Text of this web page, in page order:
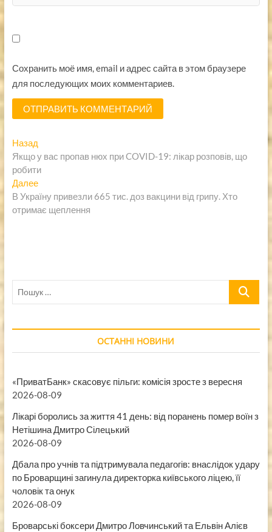
Сохранить моё имя, email и адрес сайта в этом браузере
для последующих моих комментариев.
Навигация
по
записям
НазадПредыдущая
запись:
Якщо у вас пропав нюх при COVID-19: лікар розповів, що
робити
ДалееСледующая
запись:
В Україну привезли 665 тис. доз вакцини від грипу. Хто
отримає щеплення
Пошук
ОСТАННІ НОВИНИ
«ПриватБанк» скасовує пільги: комісія зросте з вересня
2026-08-09
Лікарі боролись за життя 41 день: від поранень помер воїн з
Нетішина Дмитро Сілецький
2026-08-09
Дбала про учнів та підтримувала педагогів: внаслідок удару
по Броварщині загинула директорка київського ліцею, її
чоловік та онук
2026-08-09
Броварські боксери Дмитро Ловчинський та Ельвін Алієв